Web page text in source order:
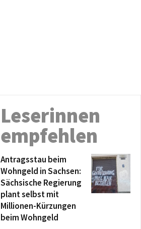
Leserinnen
empfehlen
Antragsstau beim
Wohngeld in Sachsen:
Sächsische Regierung
plant selbst mit
Millionen-Kürzungen
beim Wohngeld